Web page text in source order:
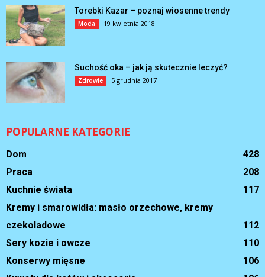
Torebki Kazar – poznaj wiosenne trendy
Moda 19 kwietnia 2018
Suchość oka – jak ją skutecznie leczyć?
Zdrowie 5 grudnia 2017
POPULARNE KATEGORIE
Dom
428
Praca
208
Kuchnie świata
117
Kremy i smarowidła: masło orzechowe, kremy
czekoladowe
112
Sery kozie i owcze
110
Konserwy mięsne
106